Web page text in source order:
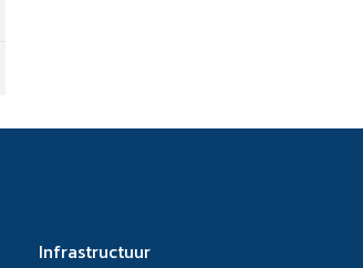
Infrastructuur